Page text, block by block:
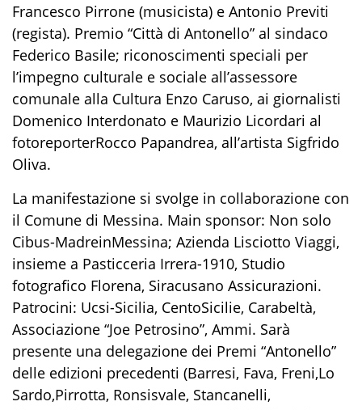
Francesco Pirrone (musicista) e Antonio Previti
(regista). Premio “Città di Antonello” al sindaco
Federico Basile; riconoscimenti speciali per
l’impegno culturale e sociale all’assessore
comunale alla Cultura Enzo Caruso, ai giornalisti
Domenico Interdonato e Maurizio Licordari al
fotoreporterRocco Papandrea, all’artista Sigfrido
Oliva.
La manifestazione si svolge in collaborazione con
il Comune di Messina. Main sponsor: Non solo
Cibus-MadreinMessina; Azienda Lisciotto Viaggi,
insieme a Pasticceria Irrera-1910, Studio
fotografico Florena, Siracusano Assicurazioni.
Patrocini: Ucsi-Sicilia, CentoSicilie, Carabeltà,
Associazione “Joe Petrosino”, Ammi. Sarà
presente una delegazione dei Premi “Antonello”
delle edizioni precedenti (Barresi, Fava, Freni,Lo
Sardo,Pirrotta, Ronsisvale, Stancanelli,